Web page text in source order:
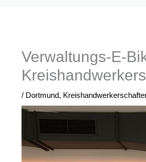
Verwaltungs-E-
/ Dortmund,